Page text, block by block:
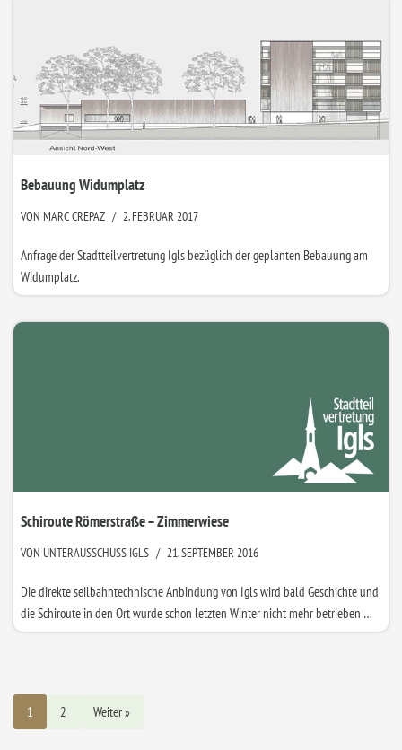
Bebauung Widumplatz
VON MARC CREPAZ 2. FEBRUAR 2017
Anfrage der Stadtteilvertretung Igls bezüglich der geplanten Bebauung am
Widumplatz.
Schiroute Römerstraße – Zimmerwiese
VON UNTERAUSSCHUSS IGLS 21. SEPTEMBER 2016
Die direkte seilbahntechnische Anbindung von Igls wird bald Geschichte und
die Schiroute in den Ort wurde schon letzten Winter nicht mehr betrieben …
1 2 Weiter »